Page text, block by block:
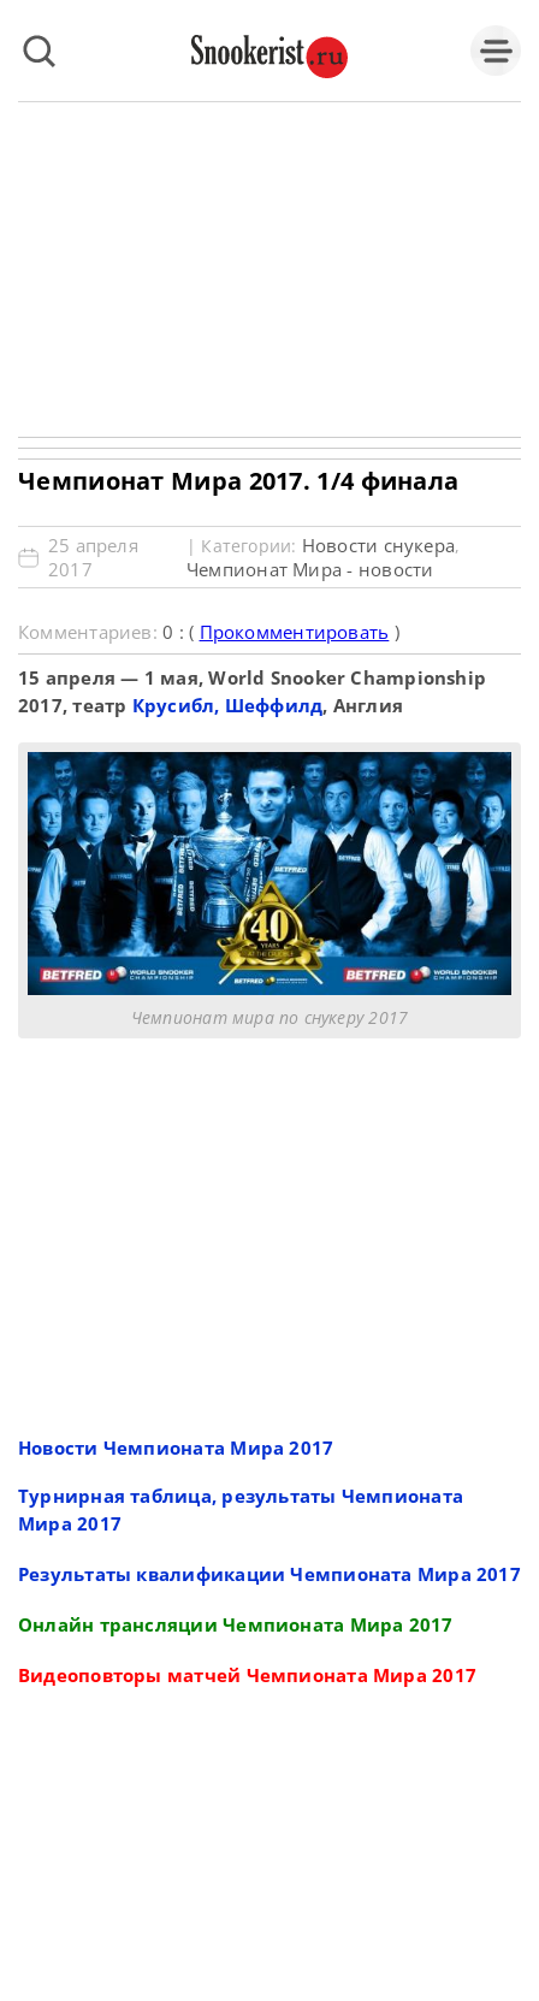
Чемпионат Мира 2017. 1/4 финала
25 апреля
2017
| Категории: Новости снукера,
Чемпионат Мира - новости
Комментариев:0 : ( Прокомментировать )
15 апреля — 1 мая, World Snooker Championship
2017, театр Крусибл, Шеффилд, Англия
Чемпионат мира по снукеру 2017
Новости Чемпионата Мира 2017
Турнирная таблица, результаты Чемпионата
Мира 2017
Результаты квалификации Чемпионата Мира 2017
Онлайн трансляции Чемпионата Мира 2017
Видеоповторы матчей Чемпионата Мира 2017